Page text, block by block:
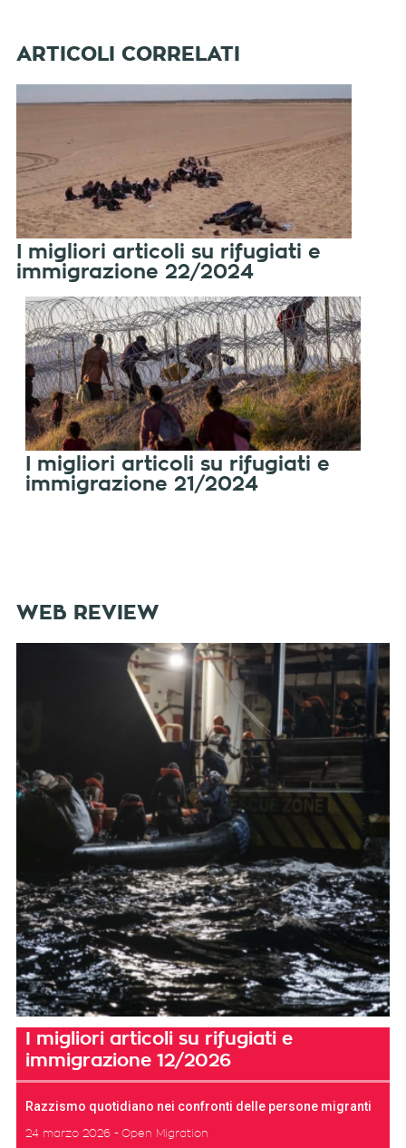
I migliori articoli su rifugiati e
immigrazione 22/2024
I migliori articoli su rifugiati e
immigrazione 21/2024
WEB REVIEW
I migliori articoli su rifugiati e
immigrazione 12/2026
Razzismo quotidiano nei confronti delle persone migranti
24 marzo 2026 Open Migration